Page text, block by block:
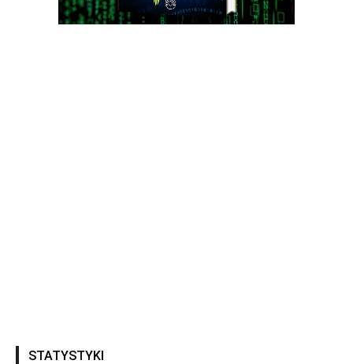
STATYSTYKI